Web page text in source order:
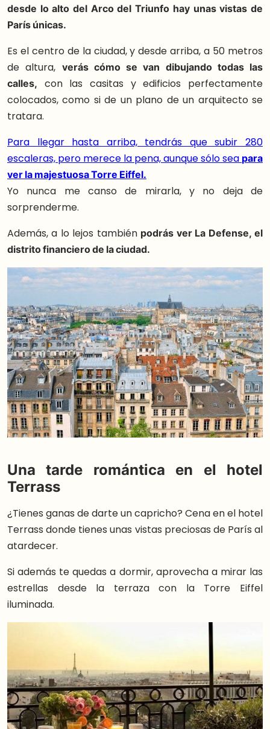
desde lo alto del Arco del Triunfo hay unas vistas de
París únicas.
Es el centro de la ciudad, y desde arriba, a 50 metros
de altura, verás cómo se van dibujando todas las
calles, con las casitas y edificios perfectamente
colocados, como si de un plano de un arquitecto se
tratara.
Para llegar hasta arriba, tendrás que subir 280
escaleras, pero merece la pena, aunque sólo sea para
ver la majestuosa Torre Eiffel.
Yo nunca me canso de mirarla, y no deja de
sorprenderme.
Además, a lo lejos también podrás ver La Defense, el
distrito financiero de la ciudad.
Una tarde romántica en el hotel
Terrass
¿Tienes ganas de darte un capricho? Cena en el hotel
Terrass donde tienes unas vistas preciosas de París al
atardecer.
Si además te quedas a dormir, aprovecha a mirar las
estrellas desde la terraza con la Torre Eiffel
iluminada.